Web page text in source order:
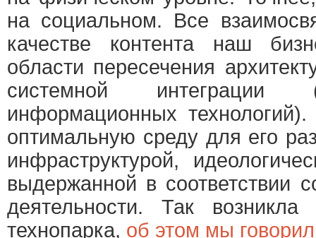
на социальном. Все
качестве контента наш
области пересечения
системной интеграции
информационных
оптимальную среду для его
инфраструктурой,
выдержанной в соответствии
деятельности. Так возникла
технопарка, об этом мы